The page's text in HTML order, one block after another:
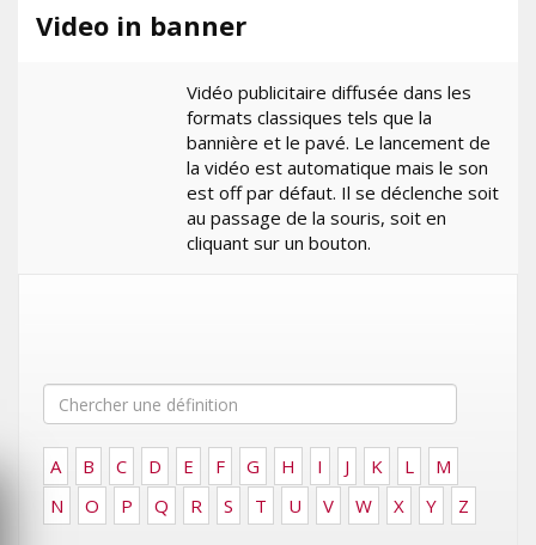
Video in banner
Vidéo publicitaire diffusée dans les
formats classiques tels que la
bannière et le pavé. Le lancement de
la vidéo est automatique mais le son
est off par défaut. Il se déclenche soit
au passage de la souris, soit en
cliquant sur un bouton.
A B C D E F G H I J K L
M
N
O P Q R S T U V W X Y Z